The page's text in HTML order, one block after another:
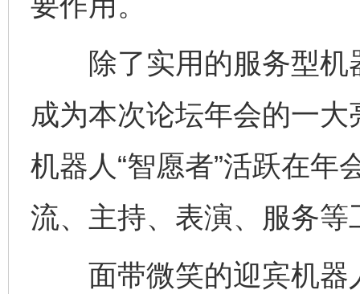
除了实用的服务型机
成为本次论坛年会的一
机器人“智愿者”活跃在年
流、主持、表演、服务
面带微笑的迎宾机器